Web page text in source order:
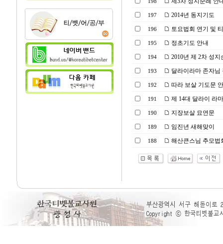
198
197 2014년 동지기도
196 토요법회 연기 및
195 정초기도 안내
194 2010년 제 2차 성지
193 달라이라마 존자님
192 따라 보살 기도문
191 제 14대 달라이 라
190 지장보살 묘연문
189 임진년 새해맞이
188 해산큰스님 추모법